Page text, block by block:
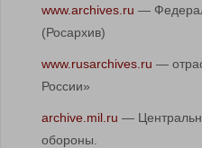
www.archives.ru —
(Росархив)
www.rusarchives.ru —
России»
archive.mil.ru —
обороны.